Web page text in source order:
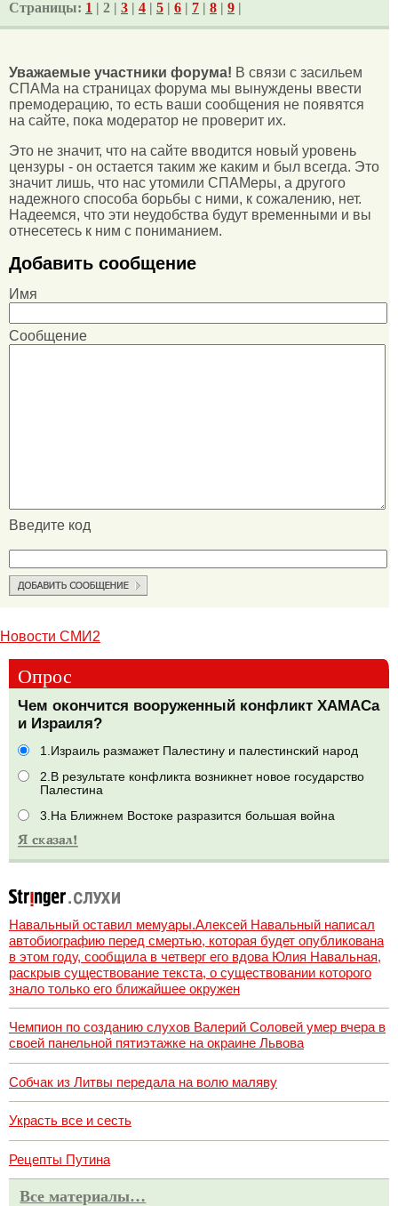
Страницы: 1 | 2 | 3 | 4 | 5 | 6 | 7 | 8 | 9 |
Уважаемые участники форума! В связи с засильем
СПАМа на страницах форума мы вынуждены ввести
премодерацию, то есть ваши сообщения не появятся
на сайте, пока модератор не проверит их.
Это не значит, что на сайте вводится новый уровень
цензуры - он остается таким же каким и был всегда. Это
значит лишь, что нас утомили СПАМеры, а другого
надежного способа борьбы с ними, к сожалению, нет.
Надеемся, что эти неудобства будут временными и вы
отнесетесь к ним с пониманием.
Добавить сообщение
Имя
Сообщение
Введите код
Новости СМИ2
Опрос
Чем окончится вооруженный конфликт ХАМАСа
и Израиля?
1.Израиль размажет Палестину и палестинский народ
2.В результате конфликта возникнет новое государство
Палестина
3.На Ближнем Востоке разразится большая война
Навальный оставил мемуары.Алексей Навальный написал
автобиографию перед смертью, которая будет опубликована
в этом году, сообщила в четверг его вдова Юлия Навальная,
раскрыв существование текста, о существовании которого
знало только его ближайшее окружен
Чемпион по созданию слухов Валерий Соловей умер вчера в
своей панельной пятиэтажке на окраине Львова
Собчак из Литвы передала на волю маляву
Украсть все и сесть
Рецепты Путина
Все материалы…